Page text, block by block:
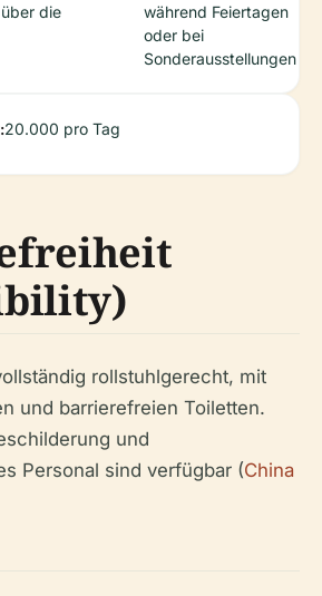
über die
während Feiertagen
oder bei
Sonderausstellungen
20.000 pro Tag
rollstuhlgerecht, mit
und barrierefreien Toiletten.
und
Personal sind verfügbar (China